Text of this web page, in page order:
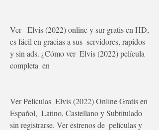
Ver   Elvis (2022) online y sur gratis en HD,
es fácil en gracias a sus  servidores, rapidos
y sin ads. ¿Cómo ver  Elvis (2022) película
completa  en
Ver Películas  Elvis (2022) Online Gratis en
Español,  Latino, Castellano y Subtitulado
sin registrarse. Ver estrenos de  películas y